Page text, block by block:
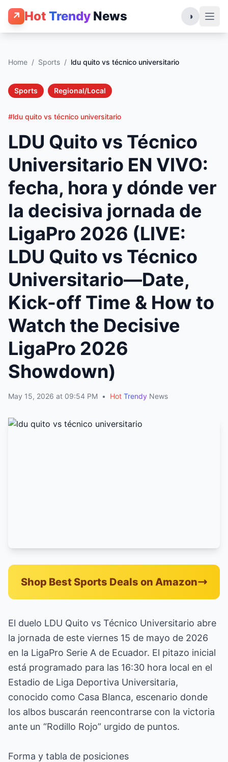
↗ Hot Trendy News ◑
Home / Sports / ldu quito vs técnico universitario
Sports Regional/Local
#ldu quito vs técnico universitario
LDU Quito vs Técnico
Universitario EN VIVO:
fecha, hora y dónde ver
la decisiva jornada de
LigaPro 2026 (LIVE:
LDU Quito vs Técnico
Universitario—Date,
Kick-off Time & How to
Watch the Decisive
LigaPro 2026
Showdown)
May 15, 2026 at 09:54 PM • Hot Trendy News
Shop Best Sports Deals on Amazon
El duelo LDU Quito vs Técnico Universitario abre
la jornada de este viernes 15 de mayo de 2026
en la LigaPro Serie A de Ecuador. El pitazo inicial
está programado para las 16:30 hora local en el
Estadio de Liga Deportiva Universitaria,
conocido como Casa Blanca, escenario donde
los albos buscarán reencontrarse con la victoria
ante un “Rodillo Rojo” urgido de puntos.
Forma y tabla de posiciones